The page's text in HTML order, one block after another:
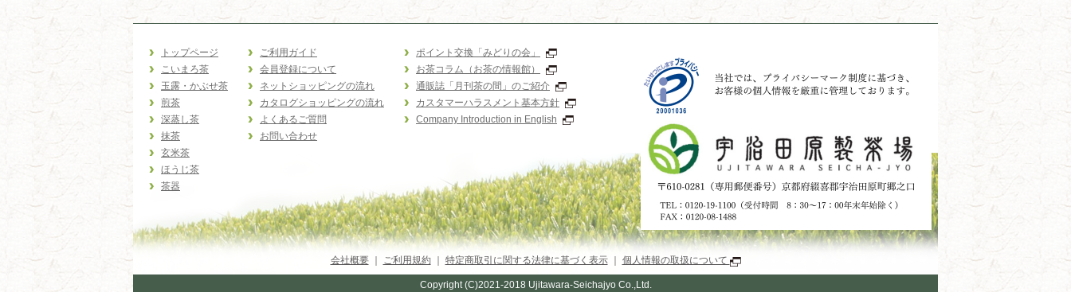
トップページ
こいまろ茶
玉露・かぶせ茶
煎茶
深蒸し茶
抹茶
玄米茶
ほうじ茶
茶器
ご利用ガイド
会員登録について
ネットショッピングの流れ
カタログショッピングの流れ
よくあるご質問
お問い合わせ
ポイント交換「みどりの会」
お茶コラム（お茶の情報館）
通販誌「月刊茶の間」のご紹介
カスタマーハラスメント基本方針
Company Introduction in English
会社概要｜ ご利用規約｜ 特定商取引に関する法律に基づく表示｜ 個人情報の取扱について
Copyright (C)2021-2018 Ujitawara-Seichajyo Co.,Ltd.